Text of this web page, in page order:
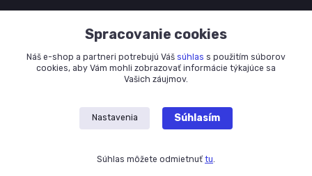
+421 905 327 801
(Po-Pia, 8-16 hod.)
Spracovanie cookies
Náš e-shop a partneri potrebujú Váš súhlas s použitím súborov
cookies, aby Vám mohli zobrazovať informácie týkajúce sa
Vašich záujmov.
Nastavenia Súhlasím
Súhlas môžete odmietnuť tu.